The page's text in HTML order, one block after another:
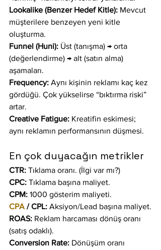
Lookalike (Benzer Hedef Kitle): Mevcut
müşterilere benzeyen yeni kitle
oluşturma.
Funnel (Huni): Üst (tanışma) → orta
(değerlendirme) → alt (satın alma)
aşamaları.
Frequency: Aynı kişinin reklamı kaç kez
gördüğü. Çok yükselirse “bıktırma riski”
artar.
Creative Fatigue: Kreatifin eskimesi;
aynı reklamın performansının düşmesi.
En çok duyacağın metrikler
CTR: Tıklama oranı. (İlgi var mı?)
CPC: Tıklama başına maliyet.
CPM: 1000 gösterim maliyeti.
CPA / CPL: Aksiyon/Lead başına maliyet.
ROAS: Reklam harcaması dönüş oranı
(satış odaklı).
Conversion Rate: Dönüşüm oranı